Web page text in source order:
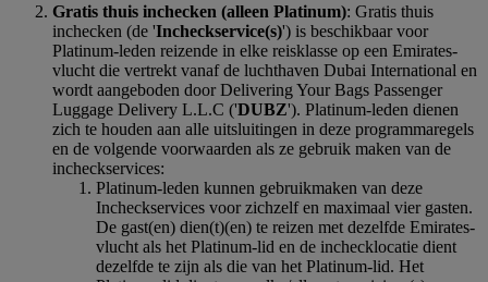
Gratis thuis inchecken (alleen Platinum): Gratis thuis
inchecken (de 'Incheckservice(s)') is beschikbaar voor
Platinum-leden reizende in elke reisklasse op een Emirates-
vlucht die vertrekt vanaf de luchthaven Dubai International en
wordt aangeboden door Delivering Your Bags Passenger
Luggage Delivery L.L.C ('DUBZ'). Platinum-leden dienen
zich te houden aan alle uitsluitingen in deze programmaregels
en de volgende voorwaarden als ze gebruik maken van de
incheckservices:
Platinum-leden kunnen gebruikmaken van deze
Incheckservices voor zichzelf en maximaal vier gasten.
De gast(en) dien(t)(en) te reizen met dezelfde Emirates-
vlucht als het Platinum-lid en de inchecklocatie dient
dezelfde te zijn als die van het Platinum-lid. Het